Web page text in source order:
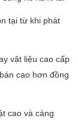
tại từ khi phát
vật liệu cao cấp
cao hơn đồng
cao và càng